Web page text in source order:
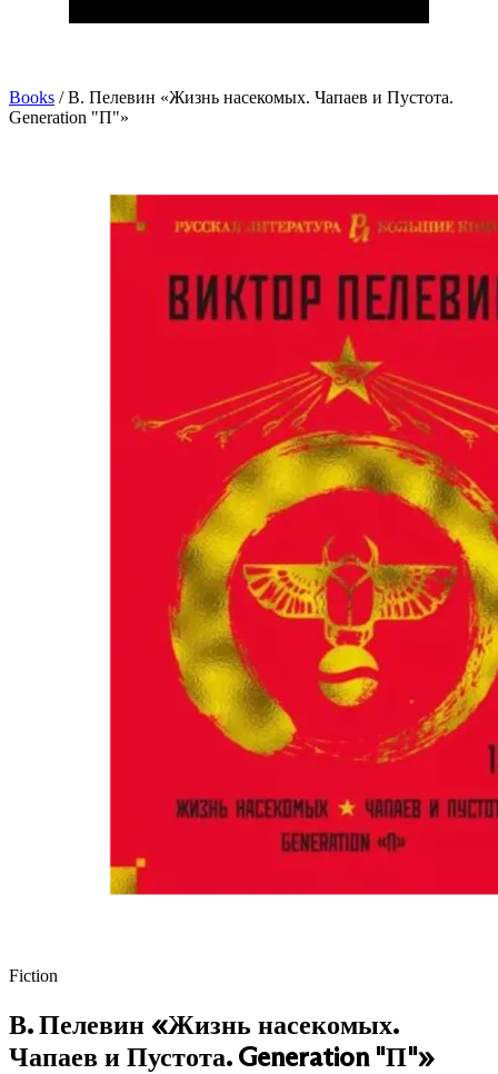
Books / В. Пелевин «Жизнь насекомых. Чапаев и Пустота.
Generation "П"»
Fiction
В. Пелевин «Жизнь насекомых.
Чапаев и Пустота. Generation "П"»